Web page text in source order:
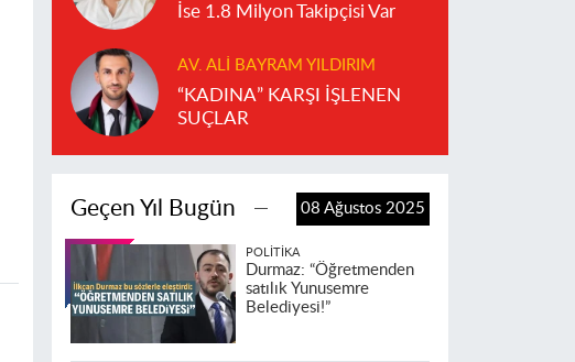
İse 1.8 Milyon Takipçisi Var
AV. ALI BAYRAM YILDIRIM
“KADINA” KARŞI İŞLENEN
SUÇLAR
Geçen Yıl Bugün 08 Ağustos 2025
POLITIKA
Durmaz: “Öğretmenden
satılık Yunusemre
Belediyesi!”